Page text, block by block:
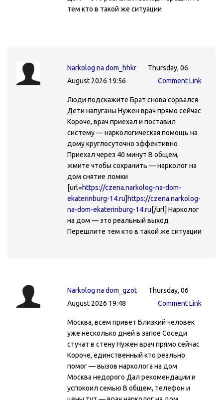
тем кто в такой же ситуации
Narkolog na dom_hhkr
Thursday, 06
August 2026 19:56
Comment Link
Люди подскажите Брат снова сорвался
Дети напуганы Нужен врач прямо сейчас
Короче, врач приехал и поставил
систему — наркологическая помощь на
дому круглосуточно эффективно
Приехал через 40 минут В общем,
жмите чтобы сохранить — нарколог на
дом снятие ломки
[url=https://czena.narkolog-na-dom-
ekaterinburg-14.ru] https://czena.narkolog-
na-dom-ekaterinburg-14.ru [/url] Нарколог
на дом — это реальный выход
Перешлите тем кто в такой же ситуации
Narkolog na dom_gzot
Thursday, 06
August 2026 19:48
Comment Link
Москва, всем привет Близкий человек
уже несколько дней в запое Соседи
стучат в стену Нужен врач прямо сейчас
Короче, единственный кто реально
помог — вызов нарколога на дом
Москва недорого Дал рекомендации и
успокоил семью В общем, телефон и